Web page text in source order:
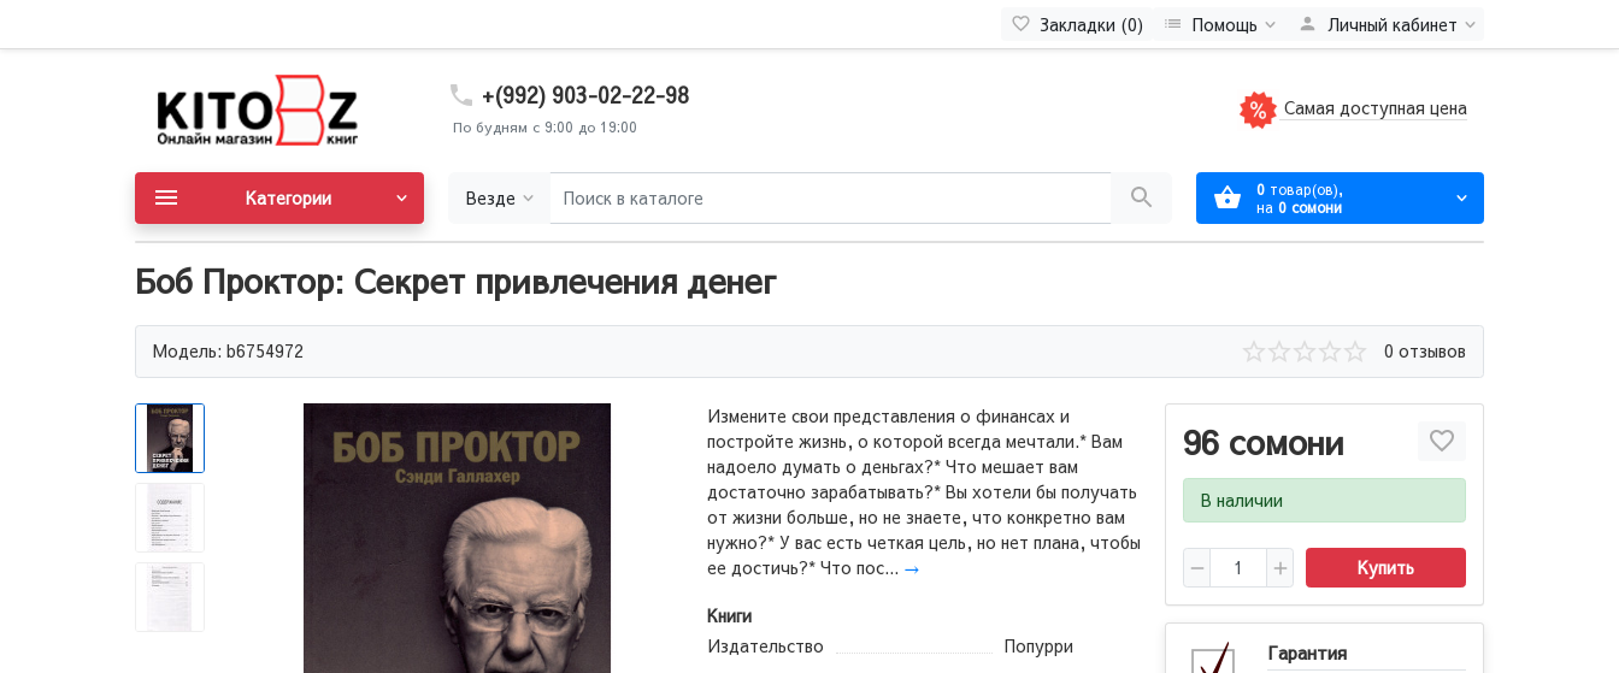
Закладки (0) Помощь Личный кабинет
+(992) 903-02-22-98
По будням с 9:00 до 19:00
Самая доступная цена
Везде 0 товар(ов),
на 0 сомони
Категории
Боб Проктор: Секрет привлечения денег
Модель: b6754972 0 отзывов
96 сомони
В наличии
Купить
Гарантия
Измените свои представления о финансах и
постройте жизнь, о которой всегда мечтали.* Вам
надоело думать о деньгах?* Что мешает вам
достаточно зарабатывать?* Вы хотели бы получать
от жизни больше, но не знаете, что конкретно вам
нужно?* У вас есть четкая цель, но нет плана, чтобы
ее достичь?* Что пос... →
Книги
Издательство
Попурри